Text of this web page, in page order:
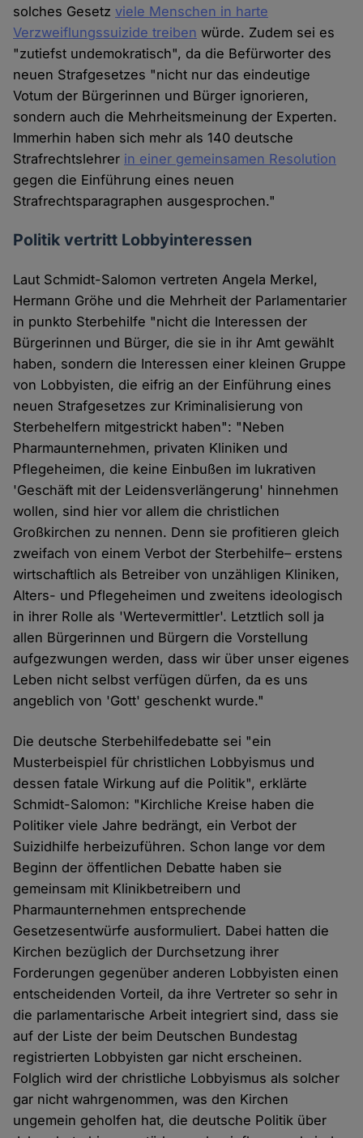
solches Gesetzviele Menschen in harte
Verzweiflungssuizide treiben würde. Zudem sei es
"zutiefst undemokratisch", da die Befürworter des
neuen Strafgesetzes "nicht nur das eindeutige
Votum der Bürgerinnen und Bürger ignorieren,
sondern auch die Mehrheitsmeinung der Experten.
Immerhin haben sich mehr als 140 deutsche
Strafrechtslehrer in einer gemeinsamen Resolution
gegen die Einführung eines neuen
Strafrechtsparagraphen ausgesprochen."
Politik vertritt Lobbyinteressen
Laut Schmidt-Salomon vertreten Angela Merkel,
Hermann Gröhe und die Mehrheit der Parlamentarier
in punkto Sterbehilfe "nicht die Interessen der
Bürgerinnen und Bürger, die sie in ihr Amt gewählt
haben, sondern die Interessen einer kleinen Gruppe
von Lobbyisten, die eifrig an der Einführung eines
neuen Strafgesetzes zur Kriminalisierung von
Sterbehelfern mitgestrickt haben": "Neben
Pharmaunternehmen, privaten Kliniken und
Pflegeheimen, die keine Einbußen im lukrativen
'Geschäft mit der Leidensverlängerung' hinnehmen
wollen, sind hier vor allem die christlichen
Großkirchen zu nennen. Denn sie profitieren gleich
zweifach von einem Verbot der Sterbehilfe– erstens
wirtschaftlich als Betreiber von unzähligen Kliniken,
Alters- und Pflegeheimen und zweitens ideologisch
in ihrer Rolle als 'Wertevermittler'. Letztlich soll ja
allen Bürgerinnen und Bürgern die Vorstellung
aufgezwungen werden, dass wir über unser eigenes
Leben nicht selbst verfügen dürfen, da es uns
angeblich von 'Gott' geschenkt wurde."
Die deutsche Sterbehilfedebatte sei "ein
Musterbeispiel für christlichen Lobbyismus und
dessen fatale Wirkung auf die Politik", erklärte
Schmidt-Salomon: "Kirchliche Kreise haben die
Politiker viele Jahre bedrängt, ein Verbot der
Suizidhilfe herbeizuführen. Schon lange vor dem
Beginn der öffentlichen Debatte haben sie
gemeinsam mit Klinikbetreibern und
Pharmaunternehmen entsprechende
Gesetzesentwürfe ausformuliert. Dabei hatten die
Kirchen bezüglich der Durchsetzung ihrer
Forderungen gegenüber anderen Lobbyisten einen
entscheidenden Vorteil, da ihre Vertreter so sehr in
die parlamentarische Arbeit integriert sind, dass sie
auf der Liste der beim Deutschen Bundestag
registrierten Lobbyisten gar nicht erscheinen.
Folglich wird der christliche Lobbyismus als solcher
gar nicht wahrgenommen, was den Kirchen
ungemein geholfen hat, die deutsche Politik über